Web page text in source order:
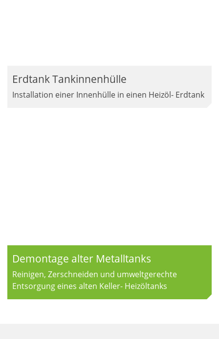
Erdtank Tankinnenhülle
Installation einer Innenhülle in einen Heizöl- Erdtank
Demontage alter Metalltanks
Reinigen, Zerschneiden und umweltgerechte
Entsorgung eines alten Keller- Heizöltanks